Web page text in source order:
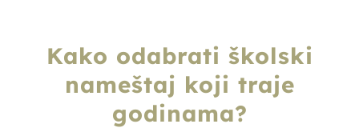
Kako odabrati školski
nameštaj koji traje
godinama?